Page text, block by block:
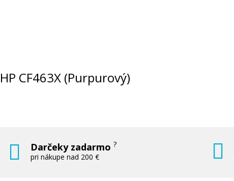
CF463X (Purpurový)
Darčeky zadarmo?
pri nákupe nad 200 €